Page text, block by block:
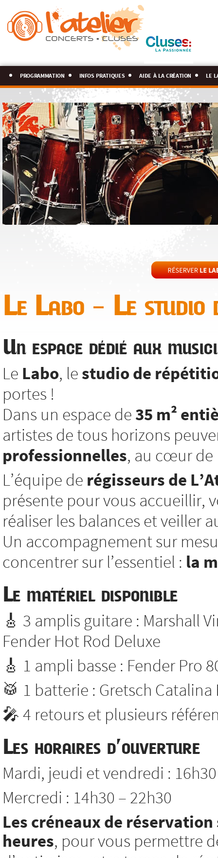
programmation infos pratiques aide à la création le
Le Labo – Le studio
Un espace dédié aux
Le Labo, le studio de
portes !
Dans un espace de 35 m²
artistes de tous horizons
professionnelles, au cœur de
L’équipe de régisseurs de
présente pour vous accueillir,
réaliser les balances et veiller
Un accompagnement sur
concentrer sur l’essentiel : la
Le matériel disponible
🎸 3 amplis guitare : Marshall
Fender Hot Rod Deluxe
🎸 1 ampli basse : Fender Pro
🥁 1 batterie : Gretsch Catalina
🎤 4 retours et plusieurs
Les horaires d’ouverture
Mardi, jeudi et vendredi :
Mercredi : 14h30 – 22h30
Les créneaux de
heures, pour vous permettre